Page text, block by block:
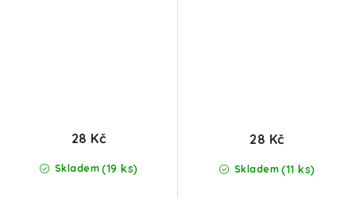
Skladem (19 ks)
28 Kč
Skladem (11 ks)
28 Kč